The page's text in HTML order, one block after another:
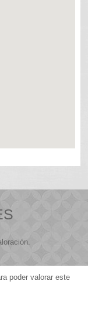
poder valorar este